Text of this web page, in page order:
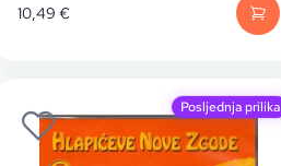
10,49 €
Posljednja prilika